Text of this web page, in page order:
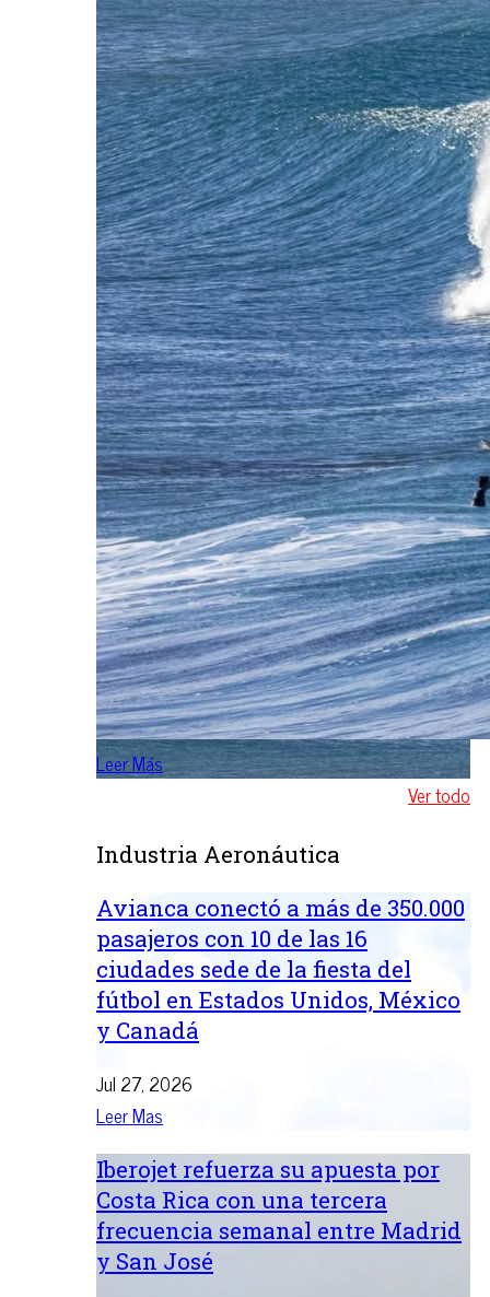
Leer Más
Ver todo
Industria Aeronáutica
Avianca conectó a más de 350.000
pasajeros con 10 de las 16
ciudades sede de la fiesta del
fútbol en Estados Unidos, México
y Canadá
Jul 27, 2026
Leer Mas
Iberojet refuerza su apuesta por
Costa Rica con una tercera
frecuencia semanal entre Madrid
y San José